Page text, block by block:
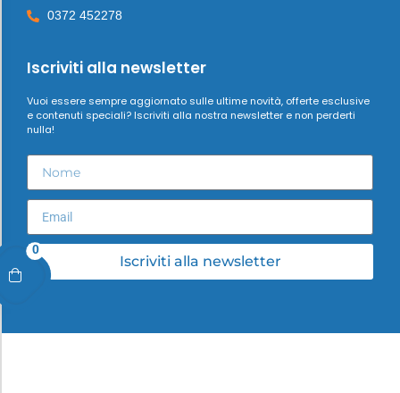
0
0372 452278
Iscriviti alla newsletter
Vuoi essere sempre aggiornato sulle ultime novità, offerte esclusive
e contenuti speciali? Iscriviti alla nostra newsletter e non perderti
nulla!
Iscriviti alla newsletter